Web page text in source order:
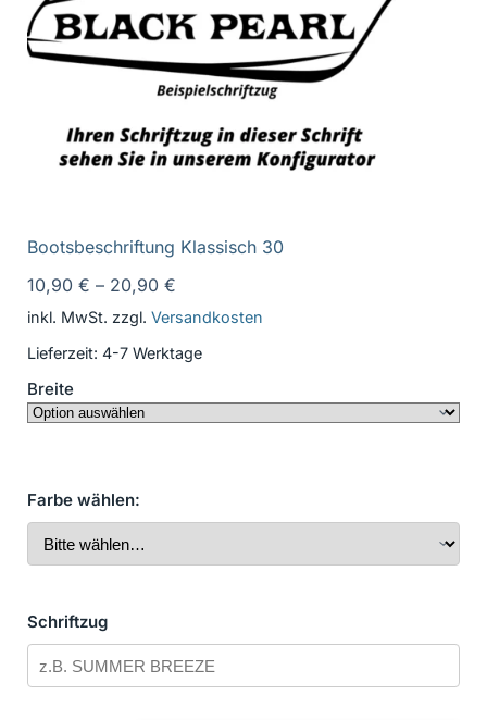
Bootsbeschriftung Klassisch 30
10,90 € – 20,90 €
inkl. MwSt. zzgl. Versandkosten
Lieferzeit: 4-7 Werktage
Breite
Farbe wählen:
Schriftzug